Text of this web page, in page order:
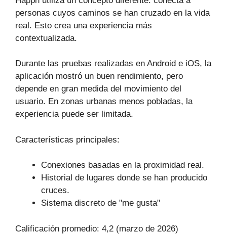
personas cuyos caminos se han cruzado en la vida
real. Esto crea una experiencia más
contextualizada.
Durante las pruebas realizadas en Android e iOS, la
aplicación mostró un buen rendimiento, pero
depende en gran medida del movimiento del
usuario. En zonas urbanas menos pobladas, la
experiencia puede ser limitada.
Características principales:
Conexiones basadas en la proximidad real.
Historial de lugares donde se han producido
cruces.
Sistema discreto de "me gusta"
Calificación promedio: 4,2 (marzo de 2026)